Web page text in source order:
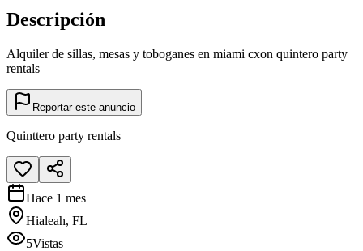
Descripción
Alquiler de sillas, mesas y toboganes en miami cxon quintero party
rentals
Reportar este anuncio
Quinttero party rentals
Hace 1 mes
Hialeah, FL
5Vistas